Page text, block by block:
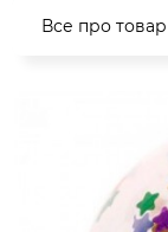
Все про товар